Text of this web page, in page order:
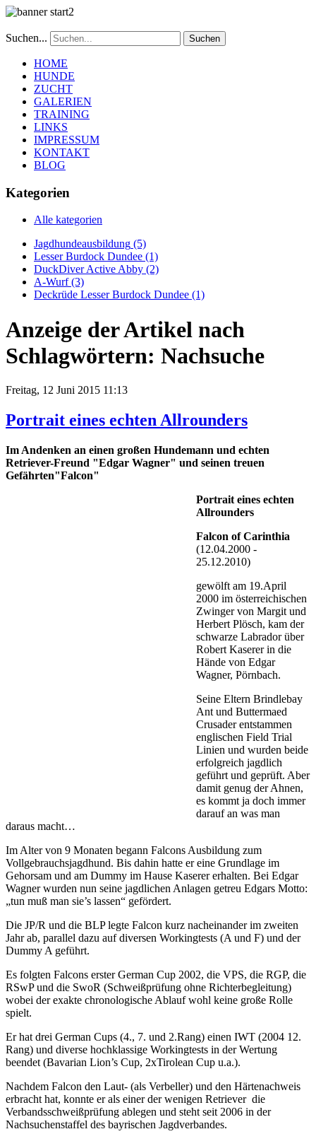
Suchen... Suchen
HOME
HUNDE
ZUCHT
GALERIEN
TRAINING
LINKS
IMPRESSUM
KONTAKT
BLOG
Kategorien
Alle kategorien
Jagdhundeausbildung (5)
Lesser Burdock Dundee (1)
DuckDiver Active Abby (2)
A-Wurf(3)
Deckrüde Lesser Burdock Dundee (1)
Anzeige der Artikel nach
Schlagwörtern: Nachsuche
Freitag, 12 Juni 2015 11:13
Portrait eines echten Allrounders
Im Andenken an einen großen Hundemann und echten
Retriever-Freund "Edgar Wagner" und seinen treuen
Gefährten"Falcon"
Portrait eines echten
Allrounders
Falcon of Carinthia
(12.04.2000 -
25.12.2010)
gewölft am 19.April
2000 im österreichischen
Zwinger von Margit und
Herbert Plösch, kam der
schwarze Labrador über
Robert Kaserer in die
Hände von Edgar
Wagner, Pörnbach.
Seine Eltern Brindlebay
Ant und Buttermaed
Crusader entstammen
englischen Field Trial
Linien und wurden beide
erfolgreich jagdlich
geführt und geprüft. Aber
damit genug der Ahnen,
es kommt ja doch immer
darauf an was man
daraus macht…
Im Alter von 9 Monaten begann Falcons Ausbildung zum
Vollgebrauchsjagdhund. Bis dahin hatte er eine Grundlage im
Gehorsam und am Dummy im Hause Kaserer erhalten. Bei Edgar
Wagner wurden nun seine jagdlichen Anlagen getreu Edgars Motto:
„tun muß man sie’s lassen“ gefördert.
Die JP/R und die BLP legte Falcon kurz nacheinander im zweiten
Jahr ab, parallel dazu auf diversen Workingtests (A und F) und der
Dummy A geführt.
Es folgten Falcons erster German Cup 2002, die VPS, die RGP, die
RSwP und die SwoR (Schweißprüfung ohne Richterbegleitung)
wobei der exakte chronologische Ablauf wohl keine große Rolle
spielt.
Er hat drei German Cups (4., 7. und 2.Rang) einen IWT (2004 12.
Rang) und diverse hochklassige Workingtests in der Wertung
beendet (Bavarian Lion’s Cup, 2xTirolean Cup u.a.).
Nachdem Falcon den Laut- (als Verbeller) und den Härtenachweis
erbracht hat, konnte er als einer der wenigen Retriever die
Verbandsschweißprüfung ablegen und steht seit 2006 in der
Nachsuchenstaffel des bayrischen Jagdverbandes.